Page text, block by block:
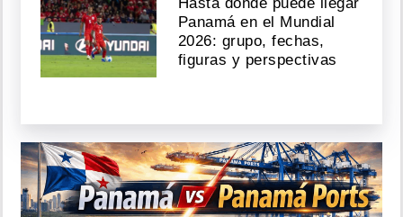
Panamá en el Mundial
2026: grupo, fechas,
figuras y perspectivas